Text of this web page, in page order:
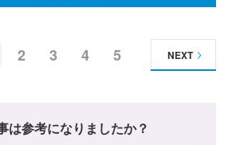
2 3 4 5 NEXT
は参考になりましたか？